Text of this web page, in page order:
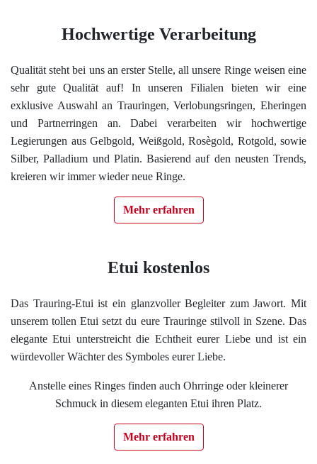
Hochwertige Verarbeitung
Qualität steht bei uns an erster Stelle, all unsere Ringe weisen eine
sehr gute Qualität auf! In unseren Filialen bieten wir eine
exklusive Auswahl an Trauringen, Verlobungsringen, Eheringen
und Partnerringen an. Dabei verarbeiten wir hochwertige
Legierungen aus Gelbgold, Weißgold, Rosègold, Rotgold, sowie
Silber, Palladium und Platin. Basierend auf den neusten Trends,
kreieren wir immer wieder neue Ringe.
Mehr erfahren
Etui kostenlos
Das Trauring-Etui ist ein glanzvoller Begleiter zum Jawort. Mit
unserem tollen Etui setzt du eure Trauringe stilvoll in Szene. Das
elegante Etui unterstreicht die Echtheit eurer Liebe und ist ein
würdevoller Wächter des Symboles eurer Liebe.
Anstelle eines Ringes finden auch Ohrringe oder kleinerer
Schmuck in diesem eleganten Etui ihren Platz.
Mehr erfahren